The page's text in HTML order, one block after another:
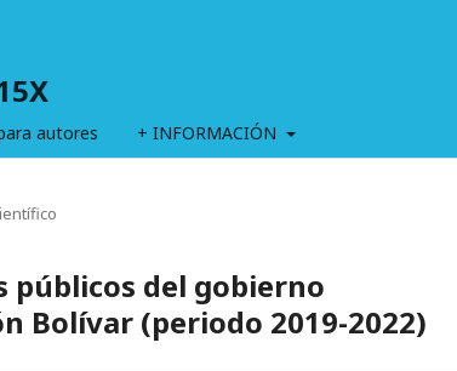
autores + INFORMACIÓN
públicos del gobierno
Bolívar (periodo 2019-2022)